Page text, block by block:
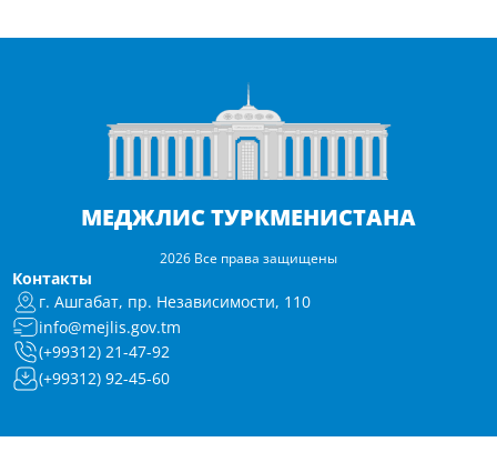
МЕДЖЛИС ТУРКМЕНИСТАНА
2026 Все права защищены
Контакты
г. Ашгабат, пр. Независимости, 110
info@mejlis.gov.tm
(+99312) 21-47-92
(+99312) 92-45-60